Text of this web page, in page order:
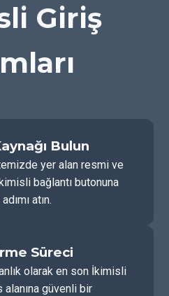
Giriş
Bulun
yer alan resmi ve
bağlantı butonuna
atın.
Süreci
olarak en son İkimisli
alanına güvenli bir